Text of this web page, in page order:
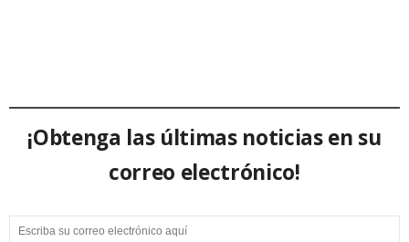
¡Obtenga las últimas noticias en su
correo electrónico!